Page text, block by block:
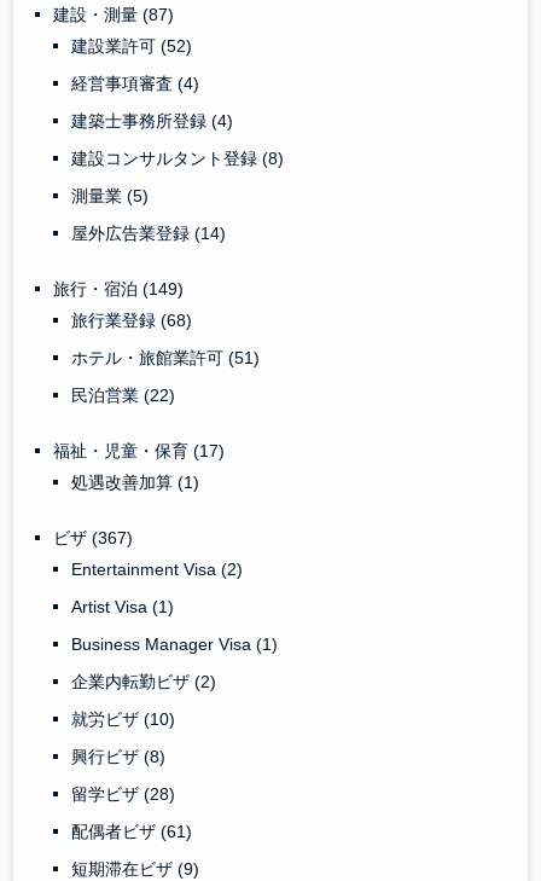
建設・測量(87)
建設業許可(52)
経営事項審査(4)
建築士事務所登録(4)
建設コンサルタント登録(8)
測量業(5)
屋外広告業登録(14)
旅行・宿泊(149)
旅行業登録(68)
ホテル・旅館業許可(51)
民泊営業(22)
福祉・児童・保育(17)
処遇改善加算(1)
ビザ(367)
Entertainment Visa(2)
Artist Visa(1)
Business Manager Visa(1)
企業内転勤ビザ(2)
就労ビザ(10)
興行ビザ(8)
留学ビザ(28)
配偶者ビザ(61)
短期滞在ビザ(9)